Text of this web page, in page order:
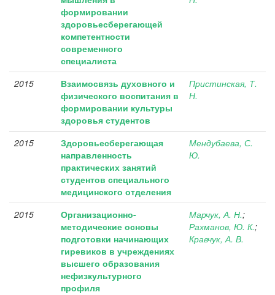
формировании
здоровьесберегающей
компетентности
современного
специалиста
2015
Взаимосвязь духовного и
физического воспитания в
формировании культуры
здоровья студентов
Пристинская, Т.
Н.
2015
Здоровьесберегающая
направленность
практических занятий
студентов специального
медицинского отделения
Мендубаева, С.
Ю.
2015
Организационно-
методические основы
подготовки начинающих
гиревиков в учреждениях
высшего образования
нефизкультурного
профиля
Марчук, А. Н.;
Рахманов, Ю. К.;
Кравчук, А. В.